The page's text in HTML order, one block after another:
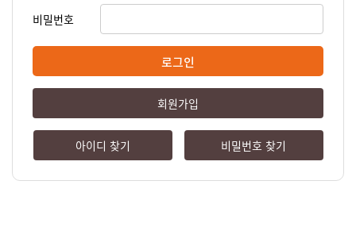
비밀번호
로그인
회원가입
아이디 찾기 비밀번호 찾기